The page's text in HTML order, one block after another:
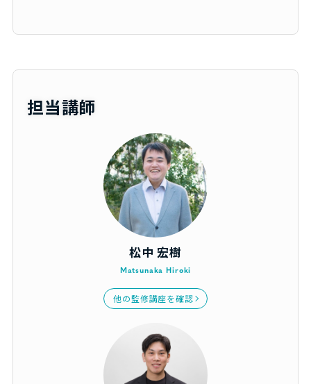
担当講師
松中 宏樹
Matsunaka Hiroki
他の監修講座を確認